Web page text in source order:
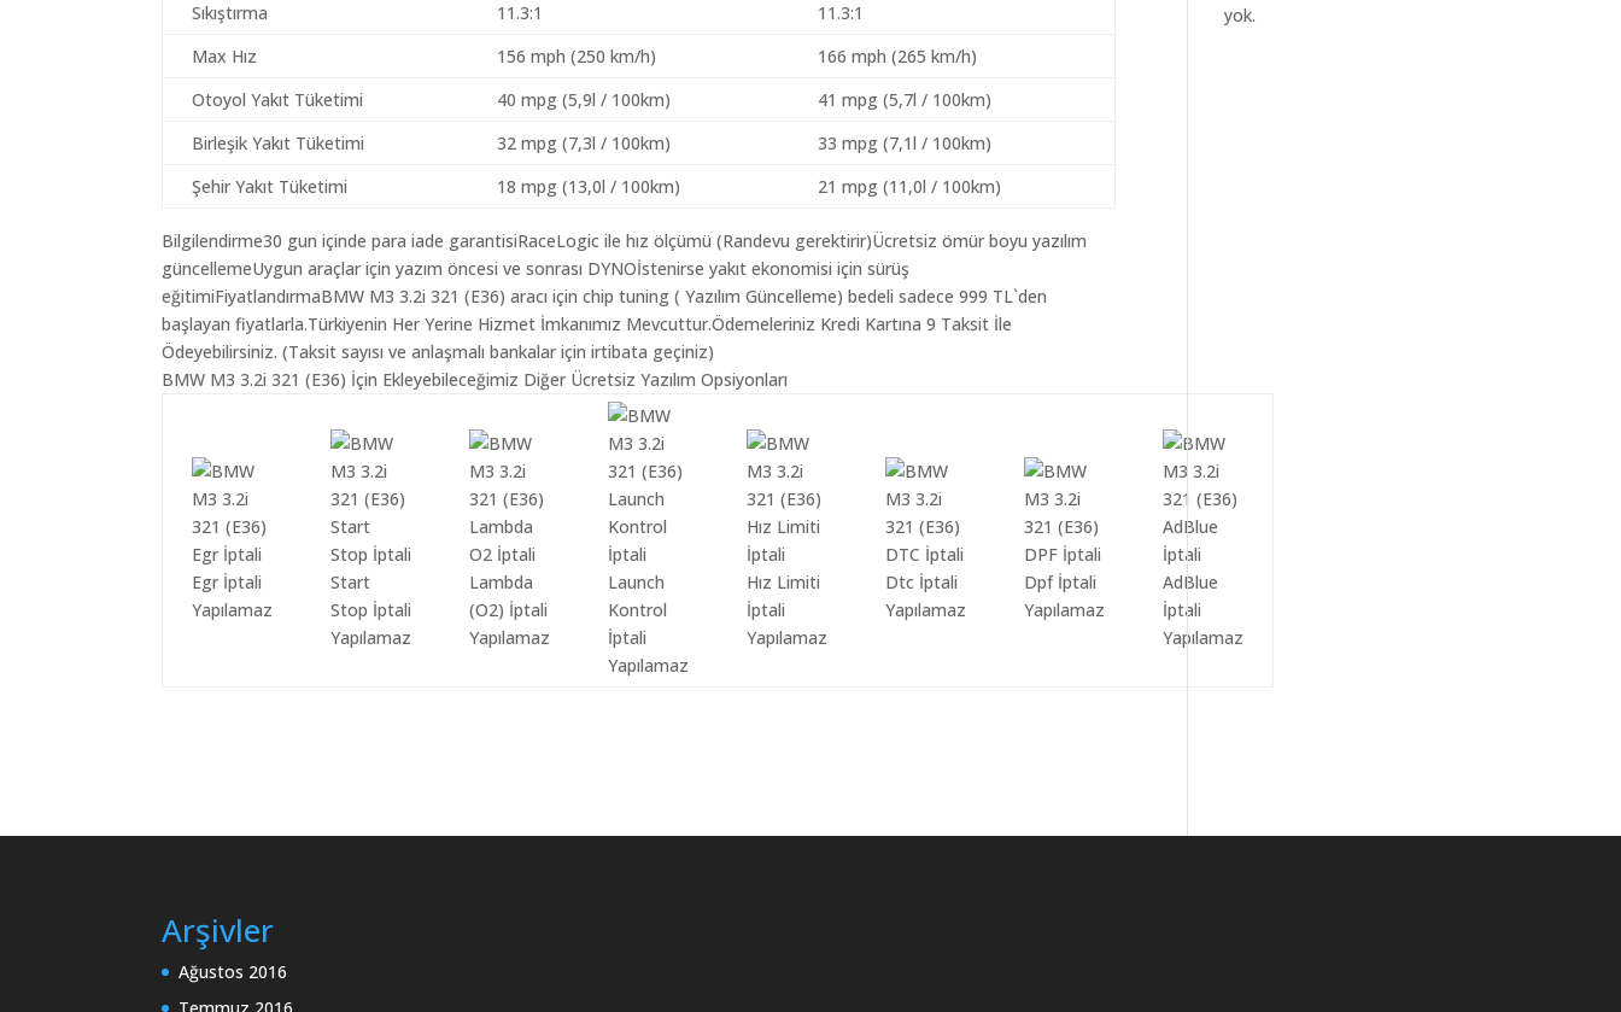
Sıkıştırma
11.3:1
11.3:1
Max Hız
156 mph (250 km/h)
166 mph (265 km/h)
Otoyol Yakıt Tüketimi
40 mpg (5,9l / 100km)
41 mpg (5,7l / 100km)
Birleşik Yakıt Tüketimi
32 mpg (7,3l / 100km)
33 mpg (7,1l / 100km)
Şehir Yakıt Tüketimi
18 mpg (13,0l / 100km) 21 mpg (11,0l / 100km)
Bilgilendirme30 gun içinde para iade garantisiRaceLogic ile hız ölçümü (Randevu gerektirir)Ücretsiz ömür boyu yazılım
güncellemeUygun araçlar için yazım öncesi ve sonrası DYNOİstenirse yakıt ekonomisi için sürüş
eğitimiFiyatlandırmaBMW M3 3.2i 321 (E36) aracı için chip tuning ( Yazılım Güncelleme) bedeli sadece 999 TL`den
başlayan fiyatlarla.Türkiyenin Her Yerine Hizmet İmkanımız Mevcuttur.Ödemeleriniz Kredi Kartına 9 Taksit İle
Ödeyebilirsiniz. (Taksit sayısı ve anlaşmalı bankalar için irtibata geçiniz)
BMW M3 3.2i 321 (E36) İçin Ekleyebileceğimiz Diğer Ücretsiz Yazılım Opsiyonları
Egr İptali
Yapılamaz
Start
Stop İptali
Yapılamaz
Lambda
(O2) İptali
Yapılamaz
Launch
Kontrol
İptali
Yapılamaz
Hız Limiti
İptali
Yapılamaz
Dtc İptali
Yapılamaz
Dpf İptali
Yapılamaz
AdBlue
İptali
Yapılamaz
yok.
Arşivler
Ağustos 2016
Temmuz 2016